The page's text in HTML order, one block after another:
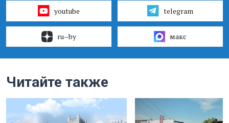
youtube telegram
ru–by макс
Читайте также